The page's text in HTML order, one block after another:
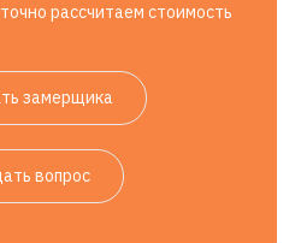
рассчитаем стоимость
замерщика
вопрос